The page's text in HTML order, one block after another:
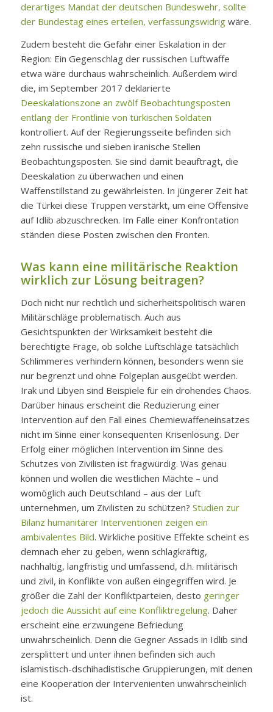
derartiges Mandat der deutschen Bundeswehr, sollte
der Bundestag eines erteilen, verfassungswidrigwäre.
Zudem besteht die Gefahr einer Eskalation in der
Region: Ein Gegenschlag der russischen Luftwaffe
etwa wäre durchaus wahrscheinlich. Außerdem wird
die, im September 2017 deklarierte
Deeskalationszone an zwölf Beobachtungsposten
entlang der Frontlinie von türkischen Soldaten
kontrolliert. Auf der Regierungsseite befinden sich
zehn russische und sieben iranische Stellen
Beobachtungsposten. Sie sind damit beauftragt, die
Deeskalation zu überwachen und einen
Waffenstillstand zu gewährleisten. In jüngerer Zeit hat
die Türkei diese Truppen verstärkt, um eine Offensive
auf Idlib abzuschrecken. Im Falle einer Konfrontation
ständen diese Posten zwischen den Fronten.
Was kann eine militärische Reaktion
wirklich zur Lösung beitragen?
Doch nicht nur rechtlich und sicherheitspolitisch wären
Militärschläge problematisch. Auch aus
Gesichtspunkten der Wirksamkeit besteht die
berechtigte Frage, ob solche Luftschläge tatsächlich
Schlimmeres verhindern können, besonders wenn sie
nur begrenzt und ohne Folgeplan ausgeübt werden.
Irak und Libyen sind Beispiele für ein drohendes Chaos.
Darüber hinaus erscheint die Reduzierung einer
Intervention auf den Fall eines Chemiewaffeneinsatzes
nicht im Sinne einer konsequenten Krisenlösung. Der
Erfolg einer möglichen Intervention im Sinne des
Schutzes von Zivilisten ist fragwürdig. Was genau
können und wollen die westlichen Mächte – und
womöglich auch Deutschland – aus der Luft
unternehmen, um Zivilisten zu schützen? Studien zur
Bilanz humanitärer Interventionen zeigen ein
ambivalentes Bild. Wirkliche positive Effekte scheint es
demnach eher zu geben, wenn schlagkräftig,
nachhaltig, langfristig und umfassend, d.h. militärisch
und zivil, in Konflikte von außen eingegriffen wird. Je
größer die Zahl der Konfliktparteien, desto geringer
jedoch die Aussicht auf eine Konfliktregelung. Daher
erscheint eine erzwungene Befriedung
unwahrscheinlich. Denn die Gegner Assads in Idlib sind
zersplittert und unter ihnen befinden sich auch
islamistisch-dschihadistische Gruppierungen, mit denen
eine Kooperation der Intervenienten unwahrscheinlich
ist.